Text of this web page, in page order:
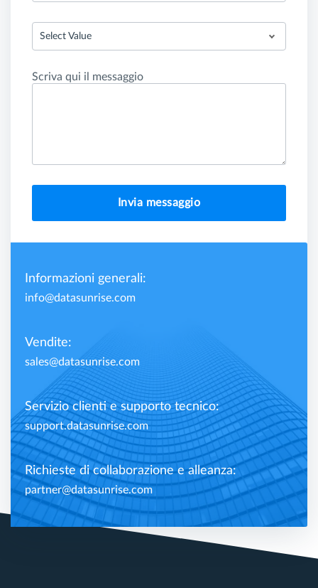
Select Value
Scriva qui il messaggio
Invia messaggio
Informazioni generali:
info@datasunrise.com
Vendite:
sales@datasunrise.com
Servizio clienti e supporto tecnico:
support.datasunrise.com
Richieste di collaborazione e alleanza:
partner@datasunrise.com